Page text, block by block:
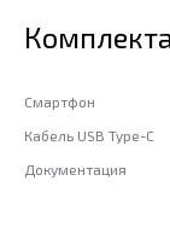
Смартфон
Кабель USB Type-C
Документация